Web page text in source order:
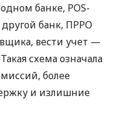
банке, POS-
банк, ПРРО
вести учет —
схема означала
более
и излишние